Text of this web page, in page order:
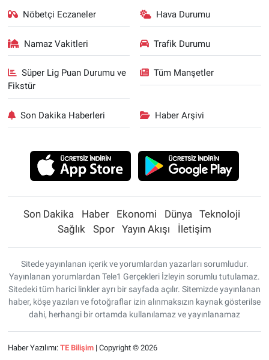
Nöbetçi Eczaneler Hava Durumu
Namaz Vakitleri Trafik Durumu
Süper Lig Puan Durumu ve
Fikstür
Tüm Manşetler
Son Dakika Haberleri Haber Arşivi
Son Dakika Haber Ekonomi Dünya
Teknoloji
Sağlık
Spor Yayın Akışı İletişim
Sitede yayınlanan içerik ve yorumlardan yazarları sorumludur.
Yayınlanan yorumlardan Tele1 Gerçekleri İzleyin sorumlu tutulamaz.
Sitedeki tüm harici linkler ayrı bir sayfada açılır. Sitemizde yayınlanan
haber, köşe yazıları ve fotoğraflar izin alınmaksızın kaynak gösterilse
dahi, herhangi bir ortamda kullanılamaz ve yayınlanamaz
Haber Yazılımı: TE Bilişim| Copyright © 2026